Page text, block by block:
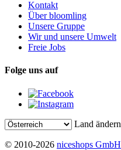
Kontakt
Über bloomling
Unsere Gruppe
Wir und unsere Umwelt
Freie Jobs
Folge uns auf
Land ändern
© 2010-2026 niceshops GmbH